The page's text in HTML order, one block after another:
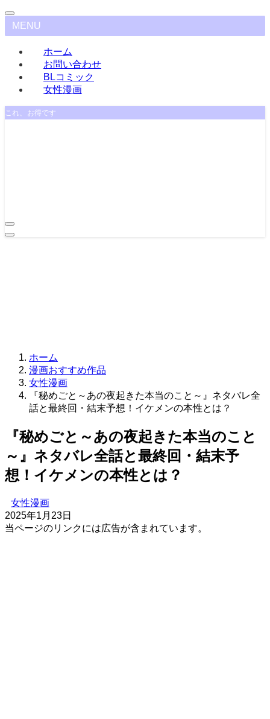
MENU
ホーム
お問い合わせ
BLコミック
女性漫画
これ、お得です
ホーム
漫画おすすめ作品
女性漫画
『秘めごと～あの夜起きた本当のこと～』ネタバレ全
話と最終回・結末予想！イケメンの本性とは？
『秘めごと～あの夜起きた本当のこと
～』ネタバレ全話と最終回・結末予
想！イケメンの本性とは？
女性漫画
2025年1月23日
当ページのリンクには広告が含まれています。